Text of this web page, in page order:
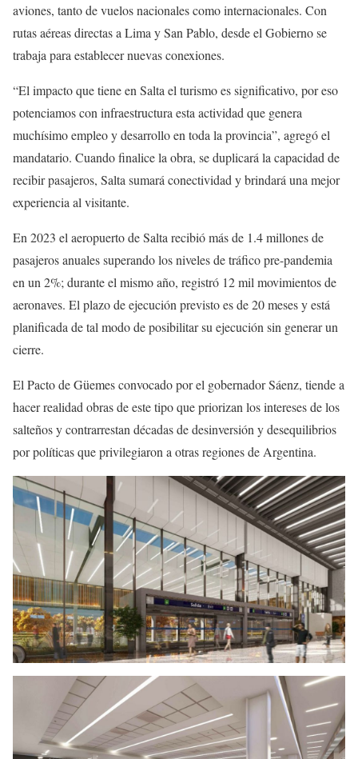
aviones, tanto de vuelos nacionales como internacionales. Con
rutas aéreas directas a Lima y San Pablo, desde el Gobierno se
trabaja para establecer nuevas conexiones.
“El impacto que tiene en Salta el turismo es significativo, por eso
potenciamos con infraestructura esta actividad que genera
muchísimo empleo y desarrollo en toda la provincia”, agregó el
mandatario. Cuando finalice la obra, se duplicará la capacidad de
recibir pasajeros, Salta sumará conectividad y brindará una mejor
experiencia al visitante.
En 2023 el aeropuerto de Salta recibió más de 1.4 millones de
pasajeros anuales superando los niveles de tráfico pre-pandemia
en un 2%; durante el mismo año, registró 12 mil movimientos de
aeronaves. El plazo de ejecución previsto es de 20 meses y está
planificada de tal modo de posibilitar su ejecución sin generar un
cierre.
El Pacto de Güemes convocado por el gobernador Sáenz, tiende a
hacer realidad obras de este tipo que priorizan los intereses de los
salteños y contrarrestan décadas de desinversión y desequilibrios
por políticas que privilegiaron a otras regiones de Argentina.